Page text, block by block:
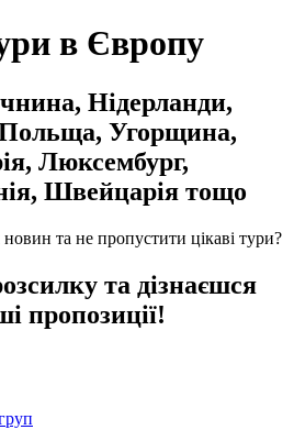
в Європу
Нідерланди,
Польща, Угорщина,
Люксембург,
Швейцарія тощо
новин та не пропустити цікаві тури?
та дізнаєшся
пропозиції!